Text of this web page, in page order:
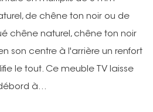
de chêne ton noir ou de
chêne naturel, chêne ton noir
son centre à l'arrière un renfort
le tout. Ce meuble TV laisse
à...